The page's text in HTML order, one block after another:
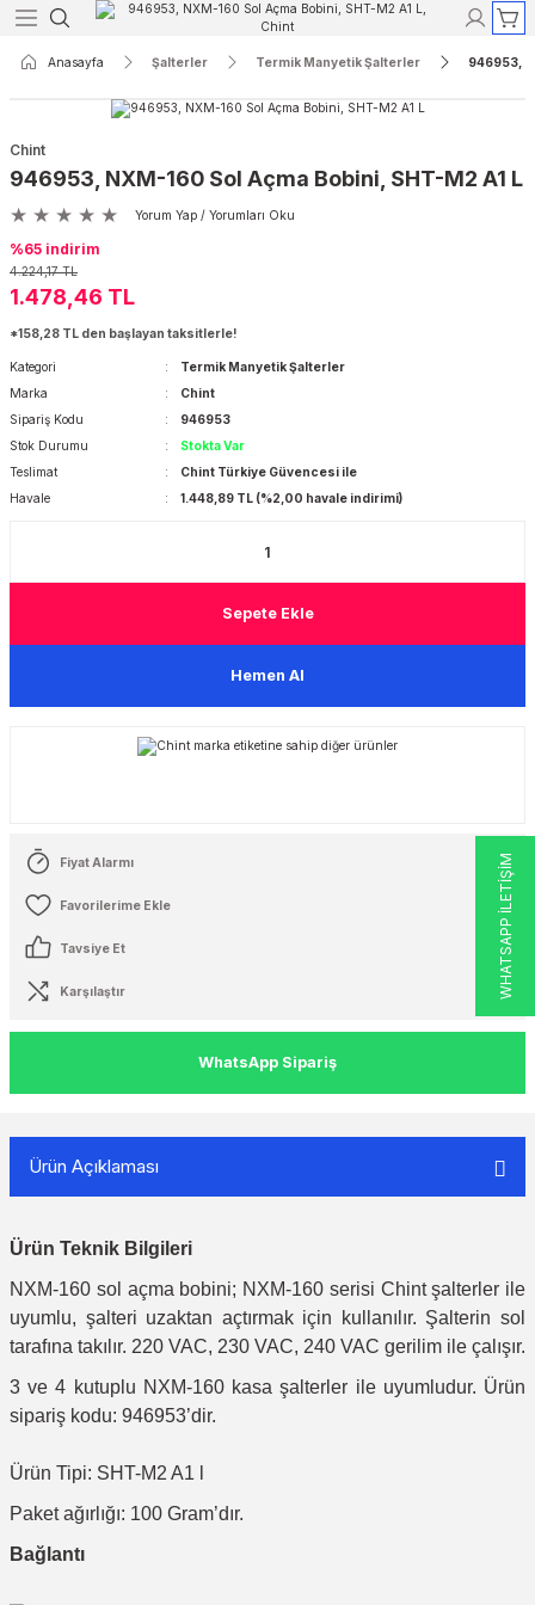
Akım Röleleri
Röleleri
Röleleri
Akım Röleleri
Reaktörleri
Kontaktörleri
ve Lambaları
Aletleri
4 Kutuplu Açık Tip Şalterler
Şalterleri
4 Kutuplu Termik Manyetik
Anasayfa Şalterler Termik Manyetik Şalterler 946953,
Chint
946953, NXM-160 Sol Açma Bobini, SHT-M2 A1 L
Yorum Yap / Yorumları Oku
%65 indirim
4.224,17 TL
1.478,46 TL
*158,28 TL den başlayan taksitlerle!
Kategori
Termik Manyetik Şalterler
Marka
Chint
Sipariş Kodu
946953
Stok Durumu
Stokta Var
Teslimat
Chint Türkiye Güvencesi ile
Havale
1.448,89 TL (%2,00 havale indirimi)
Sepete Ekle
Hemen Al
Fiyat Alarmı
Tavsiye Et
Karşılaştır
WhatsApp Sipariş
Ürün Açıklaması
Ürün Teknik Bilgileri
NXM-160 sol açma bobini; NXM-160 serisi Chint şalterler ile
uyumlu, şalteri uzaktan açtırmak için kullanılır. Şalterin sol
tarafına takılır. 220 VAC, 230 VAC, 240 VAC gerilim ile çalışır.
3 ve 4 kutuplu NXM-160 kasa şalterler ile uyumludur. Ürün
sipariş kodu: 946953’dir.
Ürün Tipi: SHT-M2 A1 l
Paket ağırlığı: 100 Gram’dır.
Bağlantı
WHATSAPP İLETİŞİM